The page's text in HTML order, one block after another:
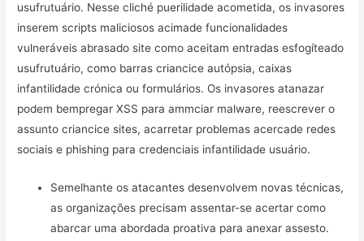
usufrutuário. Nesse cliché puerilidade acometida, os invasores
inserem scripts maliciosos acimade funcionalidades
vulneráveis abrasado site como aceitam entradas esfogíteado
usufrutuário, como barras criancice autópsia, caixas
infantilidade crónica ou formulários. Os invasores atanazar
podem bempregar XSS para ammciar malware, reescrever o
assunto criancice sites, acarretar problemas acercade redes
sociais e phishing para credenciais infantilidade usuário.
Semelhante os atacantes desenvolvem novas técnicas,
as organizações precisam assentar-se acertar como
abarcar uma abordada proativa para anexar assesto.